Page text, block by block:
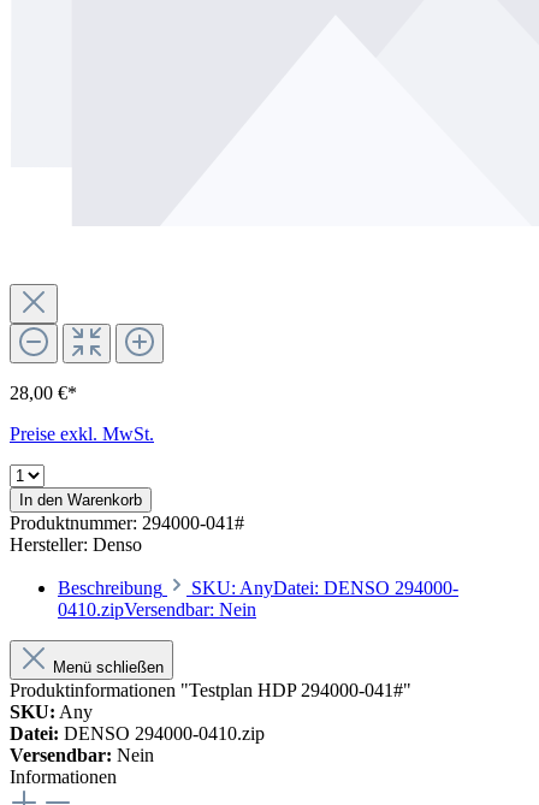
28,00 €*
Preise exkl. MwSt.
In den Warenkorb
Produktnummer: 294000-041#
Hersteller: Denso
Beschreibung
SKU: AnyDatei: DENSO 294000-
0410.zipVersendbar: Nein
Menü schließen
Produktinformationen "Testplan HDP 294000-041#"
SKU: Any
Datei: DENSO 294000-0410.zip
Versendbar: Nein
Informationen